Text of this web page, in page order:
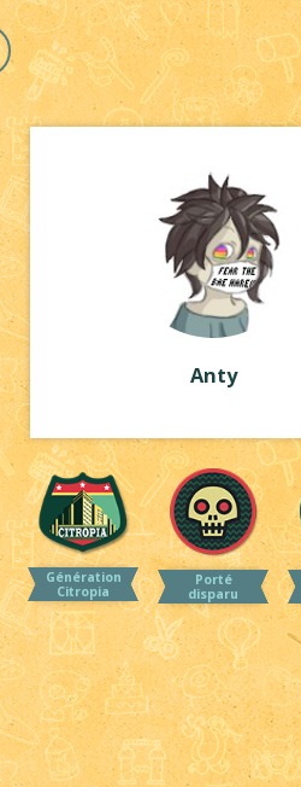
Anty
Génération
Citropia
Porté
disparu